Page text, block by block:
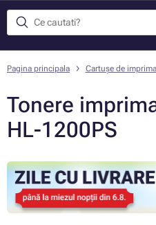
Pagina principala Cartușe de
Tonere
HL-1200PS